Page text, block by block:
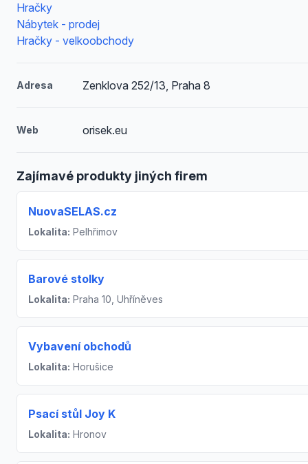
Hračky
Nábytek - prodej
Hračky - velkoobchody
Adresa Zenklova 252/13, Praha 8
Web orisek.eu
Zajímavé produkty jiných firem
NuovaSELAS.cz
Lokalita: Pelhřimov
Barové stolky
Lokalita: Praha 10, Uhříněves
Vybavení obchodů
Lokalita: Horušice
Psací stůl Joy K
Lokalita: Hronov